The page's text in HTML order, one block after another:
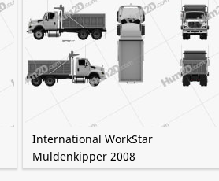
International WorkStar
Muldenkipper 2008